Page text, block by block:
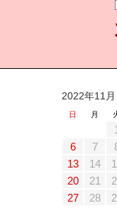
2022年11月
日 月
1
6
7
13
14
20
21
27
28